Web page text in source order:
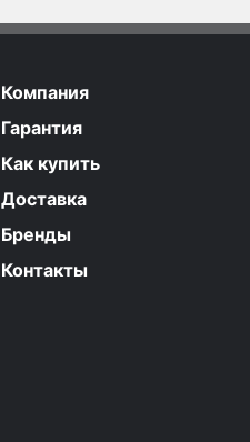
Компания
Гарантия
Как купить
Доставка
Бренды
Контакты